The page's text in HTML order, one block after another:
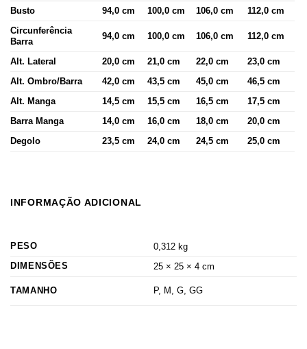
Busto 94,0 cm 100,0 cm 106,0 cm 112,0 cm
Circunferência
Barra
94,0 cm 100,0 cm 106,0 cm 112,0 cm
Alt. Lateral 20,0 cm 21,0 cm 22,0 cm 23,0 cm
Alt. Ombro/Barra 42,0 cm 43,5 cm 45,0 cm 46,5 cm
Alt. Manga 14,5 cm 15,5 cm 16,5 cm 17,5 cm
Barra Manga 14,0 cm 16,0 cm 18,0 cm 20,0 cm
Degolo 23,5 cm 24,0 cm 24,5 cm 25,0 cm
INFORMAÇÃO ADICIONAL
PESO
0,312 kg
DIMENSÕES
25 × 25 × 4 cm
TAMANHO P, M, G, GG